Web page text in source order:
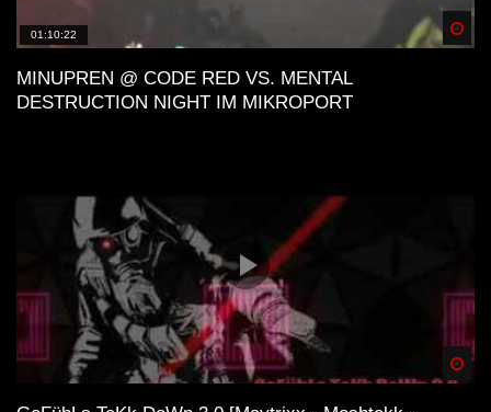
01:10:22
MINUPREN @ CODE RED VS. MENTAL
DESTRUCTION NIGHT IM MIKROPORT